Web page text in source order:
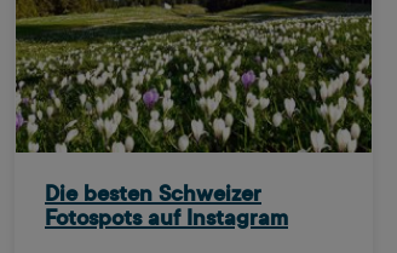
Die besten Schweizer
Fotospots auf Instagram